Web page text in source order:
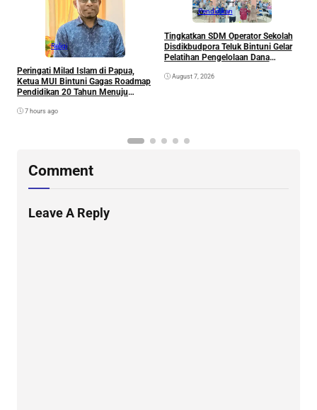
Religi
Peringati Milad Islam di Papua,
Ketua MUI Bintuni Gagas Roadmap
Pendidikan 20 Tahun Menuju
7 hours ago
Pendidikan
Tingkatkan SDM Operator Sekolah
Disdikbudpora Teluk Bintuni Gelar
Pelatihan Pengelolaan Dana
August 7, 2026
Comment
Leave A Reply